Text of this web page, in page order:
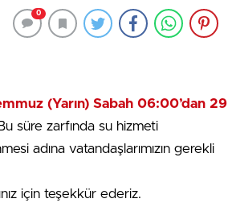
0
(Yarın) Sabah 06:00’dan 29
süre zarfında su hizmeti
adına vatandaşlarımızın gerekli
için teşekkür ederiz.